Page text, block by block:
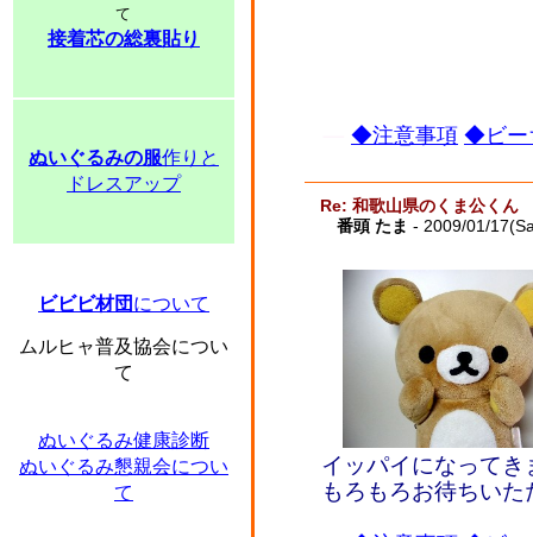
て
接着芯の総裏貼り
ぬいぐるみの服作りと
ドレスアップ
ビビビ材団 について
ムルヒャ普及協会につい
て
ぬいぐるみ健康診断
ぬいぐるみ懇親会につい
て
◆注意事項 ◆ビー
Re: 和歌山県のくま公くん
番頭 たま - 2009/01/
イッパイになって
もろもろお待ちい